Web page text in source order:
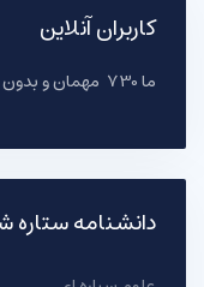
کاربران آنلاین
ما 730 مهمان و بدون عضو آنلاین داریم
دانشنامه ستاره